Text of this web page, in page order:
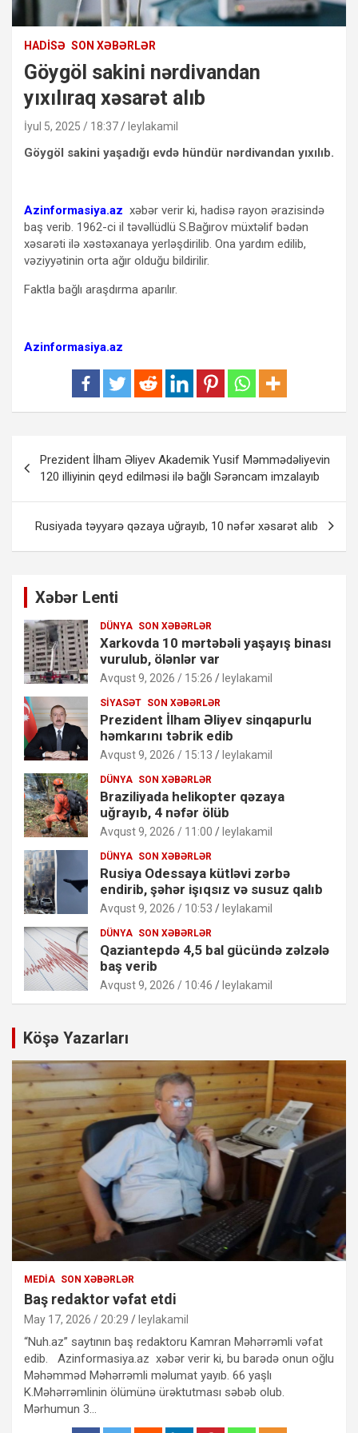
HADISƏ SON XƏBƏRLƏR
Göygöl sakini nərdivandan
yıxılıraq xəsarət alıb
İyul 5, 2025 / 18:37 leylakamil
Göygöl sakini yaşadığı evdə hündür nərdivandan yıxılıb.
Azinformasiya.az xəbər verir ki, hadisə rayon ərazisində
baş verib. 1962-ci il təvəllüdlü S.Bağırov müxtəlif bədən
xəsarəti ilə xəstəxanaya yerləşdirilib. Ona yardım edilib,
vəziyyətinin orta ağır olduğu bildirilir.
Faktla bağlı araşdırma aparılır.
Azinformasiya.az
naviqasiyası
Prezident İlham Əliyev Akademik Yusif Məmmədəliyevin
120 illiyinin qeyd edilməsi ilə bağlı Sərəncam imzalayıb
Rusiyada təyyarə qəzaya uğrayıb, 10 nəfər xəsarət alıb
Xəbər Lenti
DÜNYA SON XƏBƏRLƏR
Xarkovda 10 mərtəbəli yaşayış binası
vurulub, ölənlər var
Avqust 9, 2026 / 15:26 leylakamil
SIYASƏT SON XƏBƏRLƏR
Prezident İlham Əliyev sinqapurlu
həmkarını təbrik edib
Avqust 9, 2026 / 15:13 leylakamil
DÜNYA SON XƏBƏRLƏR
Braziliyada helikopter qəzaya
uğrayıb, 4 nəfər ölüb
Avqust 9, 2026 / 11:00 leylakamil
DÜNYA SON XƏBƏRLƏR
Rusiya Odessaya kütləvi zərbə
endirib, şəhər işıqsız və susuz qalıb
Avqust 9, 2026 / 10:53 leylakamil
DÜNYA SON XƏBƏRLƏR
Qaziantepdə 4,5 bal gücündə zəlzələ
baş verib
Avqust 9, 2026 / 10:46 leylakamil
Köşə Yazarları
MEDIA SON XƏBƏRLƏR
Baş redaktor vəfat etdi
May 17, 2026 / 20:29 leylakamil
“Nuh.az” saytının baş redaktoru Kamran Məhərrəmli vəfat
edib. Azinformasiya.az xəbər verir ki, bu barədə onun oğlu
Məhəmməd Məhərrəmli məlumat yayıb. 66 yaşlı
K.Məhərrəmlinin ölümünə ürəktutması səbəb olub.
Mərhumun 3…